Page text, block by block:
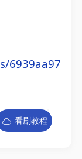
6939aa97
看剧教程